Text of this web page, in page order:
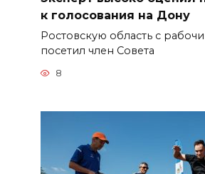
к голосования на Дону
Ростовскую область с
посетил член Совета
8